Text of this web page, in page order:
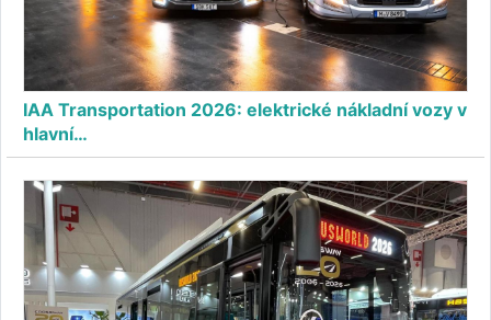
IAA Transportation 2026: elektrické nákladní vozy v
hlavní…